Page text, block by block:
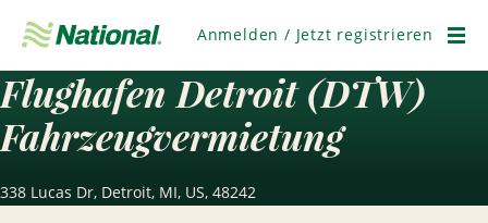
überspringen
Anmelden / Jetzt registrieren
Flughafen Detroit (DTW)
Fahrzeugvermietung
338 Lucas Dr, Detroit, MI, US, 48242